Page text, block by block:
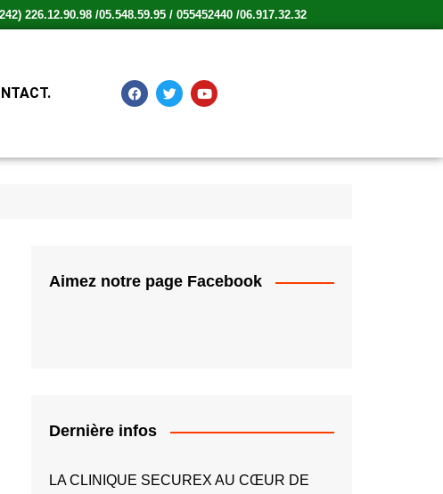
226.12.90.98 /05.548.59.95 / 055452440 /06.917.32.32
Aimez notre page Facebook
Dernière infos
LA CLINIQUE SECUREX AU CŒUR DE